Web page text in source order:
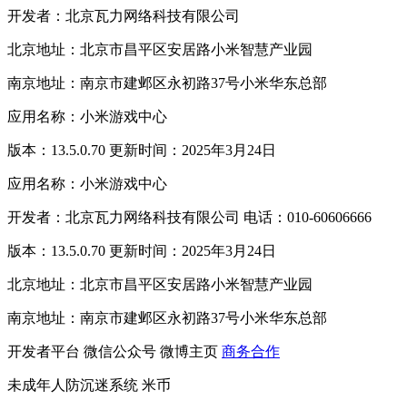
开发者：北京瓦力网络科技有限公司
北京地址：北京市昌平区安居路小米智慧产业园
南京地址：南京市建邺区永初路37号小米华东总部
应用名称：小米游戏中心
版本：13.5.0.70 更新时间：2025年3月24日
应用名称：小米游戏中心
开发者：北京瓦力网络科技有限公司 电话：010-60606666
版本：13.5.0.70 更新时间：2025年3月24日
北京地址：北京市昌平区安居路小米智慧产业园
南京地址：南京市建邺区永初路37号小米华东总部
开发者平台 微信公众号 微博主页 商务合作
未成年人防沉迷系统 米币